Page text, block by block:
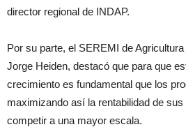
director regional de INDAP.
Por su parte, el SEREMI de
Jorge Heiden, destacó que para que
crecimiento es fundamental que los
maximizando así la rentabilidad de
competir a una mayor escala.